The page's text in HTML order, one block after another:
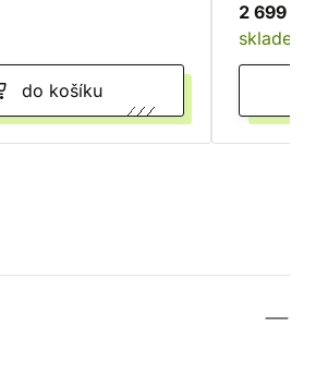
do košíku
2 699 Kč
skladem